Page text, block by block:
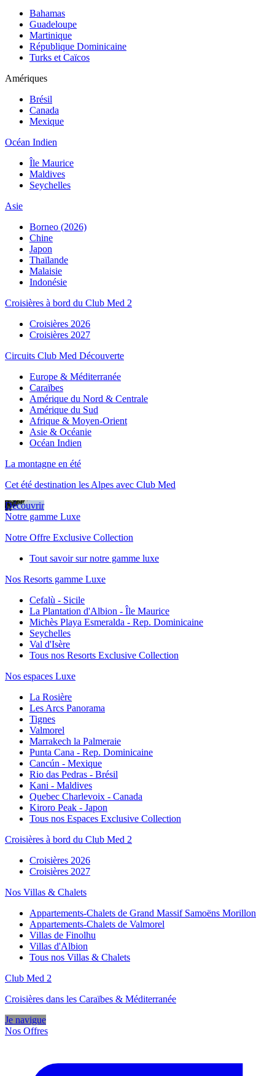
Bahamas
Guadeloupe
Martinique
République Dominicaine
Turks et Caïcos
Amériques
Brésil
Canada
Mexique
Océan Indien
Île Maurice
Maldives
Seychelles
Asie
Borneo (2026)
Chine
Japon
Thaïlande
Malaisie
Indonésie
Croisières à bord du Club Med 2
Croisières 2026
Croisières 2027
Circuits Club Med Découverte
Europe & Méditerranée
Caraïbes
Amérique du Nord & Centrale
Amérique du Sud
Afrique & Moyen-Orient
Asie & Océanie
Océan Indien
La montagne en été
Cet été destination les Alpes avec Club Med
Découvrir
Notre gamme Luxe
Notre Offre Exclusive Collection
Tout savoir sur notre gamme luxe
Nos Resorts gamme Luxe
Cefalù - Sicile
La Plantation d'Albion - Île Maurice
Michès Playa Esmeralda - Rep. Dominicaine
Seychelles
Val d'Isère
Tous nos Resorts Exclusive Collection
Nos espaces Luxe
La Rosière
Les Arcs Panorama
Tignes
Valmorel
Marrakech la Palmeraie
Punta Cana - Rep. Dominicaine
Cancún - Mexique
Rio das Pedras - Brésil
Kani - Maldives
Quebec Charlevoix - Canada
Kiroro Peak - Japon
Tous nos Espaces Exclusive Collection
Croisières à bord du Club Med 2
Croisières 2026
Croisières 2027
Nos Villas & Chalets
Appartements-Chalets de Grand Massif Samoëns Morillon
Appartements-Chalets de Valmorel
Villas de Finolhu
Villas d'Albion
Tous nos Villas & Chalets
Club Med 2
Croisières dans les Caraïbes & Méditerranée
Je navigue
Nos Offres